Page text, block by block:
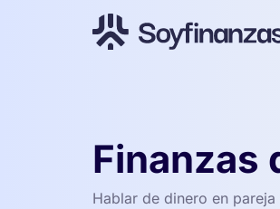
Finanzas
Hablar de dinero en